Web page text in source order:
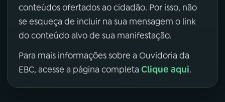
conteúdos ofertados ao cidadão. Por isso, não
se esqueça de incluir na sua mensagem o link
do conteúdo alvo de sua manifestação.
Para mais informações sobre a Ouvidoria da
EBC, acesse a página completa Clique aqui.